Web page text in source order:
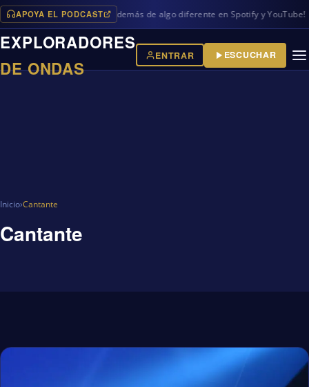
APOYA EL PODCAST
programas en iVoox, además de algo diferente en Spotify y YouTube!
EXPLORADORES
DE ONDAS
ENTRAR ESCUCHAR
Inicio›Cantante
Cantante